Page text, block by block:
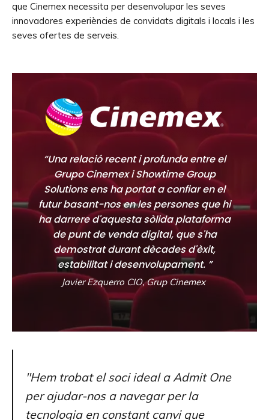
que Cinemex necessita per desenvolupar les seves
innovadores experiències de convidats digitals i locals i les
seves ofertes de serveis.
“Una relació recent i profunda entre el
Grupo Cinemex i Showtime Group
Solutions ens ha portat a confiar en el
futur basant-nos en les persones que hi
ha darrere d'aquesta sòlida plataforma
de punt de venda digital, que s'ha
demostrat durant dècades d'èxit,
estabilitat i desenvolupament. ”
Javier Ezquerro CIO, Grup Cinemex
"Hem trobat el soci ideal a Admit One
per ajudar-nos a navegar per la
tecnologia en constant canvi que